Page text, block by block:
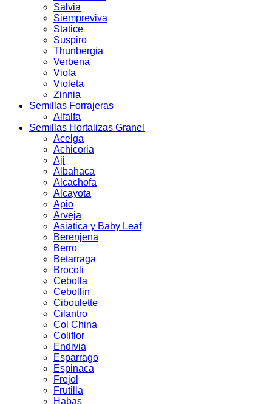
Salvia
Siempreviva
Statice
Suspiro
Thunbergia
Verbena
Viola
Violeta
Zinnia
Semillas Forrajeras
Alfalfa
Semillas Hortalizas Granel
Acelga
Achicoria
Aji
Albahaca
Alcachofa
Alcayota
Apio
Arveja
Asiatica y Baby Leaf
Berenjena
Berro
Betarraga
Brocoli
Cebolla
Cebollin
Ciboulette
Cilantro
Col China
Coliflor
Endivia
Esparrago
Espinaca
Frejol
Frutilla
Habas